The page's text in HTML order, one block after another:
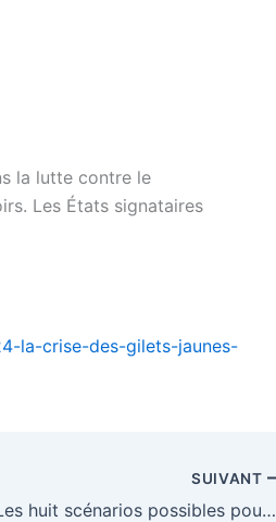
la lutte contre le
Les États signataires
la-crise-des-gilets-jaunes-
SUIVANT
Les huit scénarios possibles pour le Brexit